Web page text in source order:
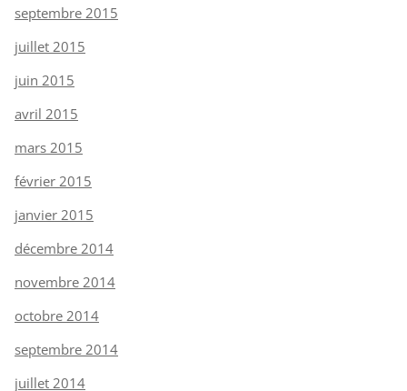
septembre 2015
juillet 2015
juin 2015
avril 2015
mars 2015
février 2015
janvier 2015
décembre 2014
novembre 2014
octobre 2014
septembre 2014
juillet 2014